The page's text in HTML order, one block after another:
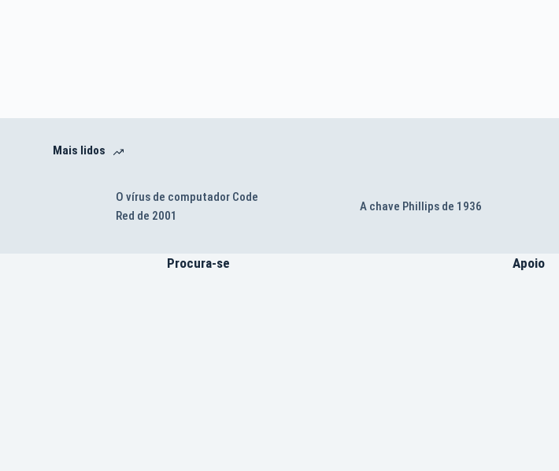
Mais lidos
O vírus de computador Code
Red de 2001
A chave Phillips de 1936
Procura-se Apoio